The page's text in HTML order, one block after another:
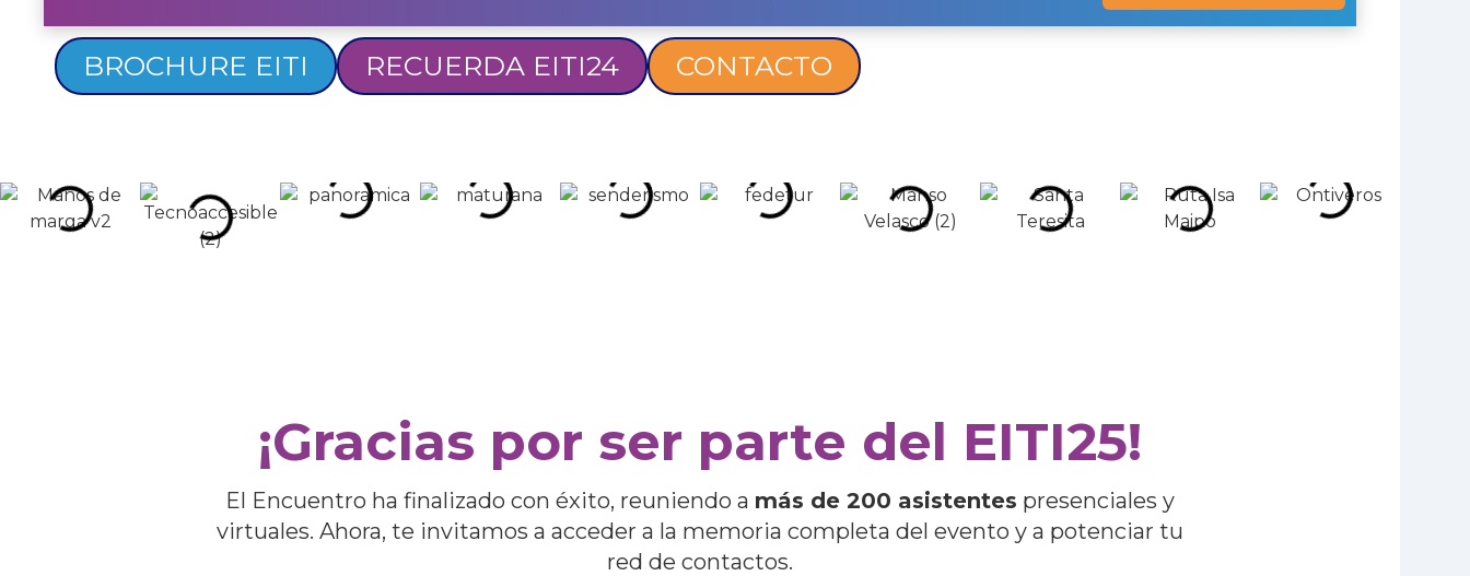
BROCHURE EITI RECUERDA EITI24 CONTACTO
¡Gracias por ser parte del EITI25!
El Encuentro ha finalizado con éxito, reuniendo a más de 200 asistentes presenciales y
virtuales. Ahora, te invitamos a acceder a la memoria completa del evento y a potenciar tu
red de contactos.